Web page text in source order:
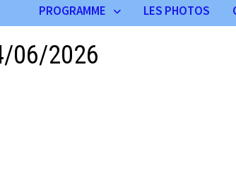
PROGRAMME LES PHOTOS
06/2026